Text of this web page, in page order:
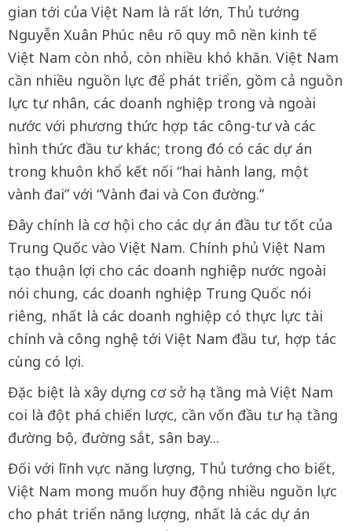
gian tới của Việt Nam là rất lớn, Thủ tướng
Nguyễn Xuân Phúc nêu rõ quy mô nền kinh tế
Việt Nam còn nhỏ, còn nhiều khó khăn. Việt Nam
cần nhiều nguồn lực để phát triển, gồm cả nguồn
lực tư nhân, các doanh nghiệp trong và ngoài
nước với phương thức hợp tác công-tư và các
hình thức đầu tư khác; trong đó có các dự án
trong khuôn khổ kết nối “hai hành lang, một
vành đai” với “Vành đai và Con đường.”
Đây chính là cơ hội cho các dự án đầu tư tốt của
Trung Quốc vào Việt Nam. Chính phủ Việt Nam
tạo thuận lợi cho các doanh nghiệp nước ngoài
nói chung, các doanh nghiệp Trung Quốc nói
riêng, nhất là các doanh nghiệp có thực lực tài
chính và công nghệ tới Việt Nam đầu tư, hợp tác
cùng có lợi.
Đặc biệt là xây dựng cơ sở hạ tầng mà Việt Nam
coi là đột phá chiến lược, cần vốn đầu tư hạ tầng
đường bộ, đường sắt, sân bay...
Đối với lĩnh vực năng lượng, Thủ tướng cho biết,
Việt Nam mong muốn huy động nhiều nguồn lực
cho phát triển năng lượng, nhất là các dự án